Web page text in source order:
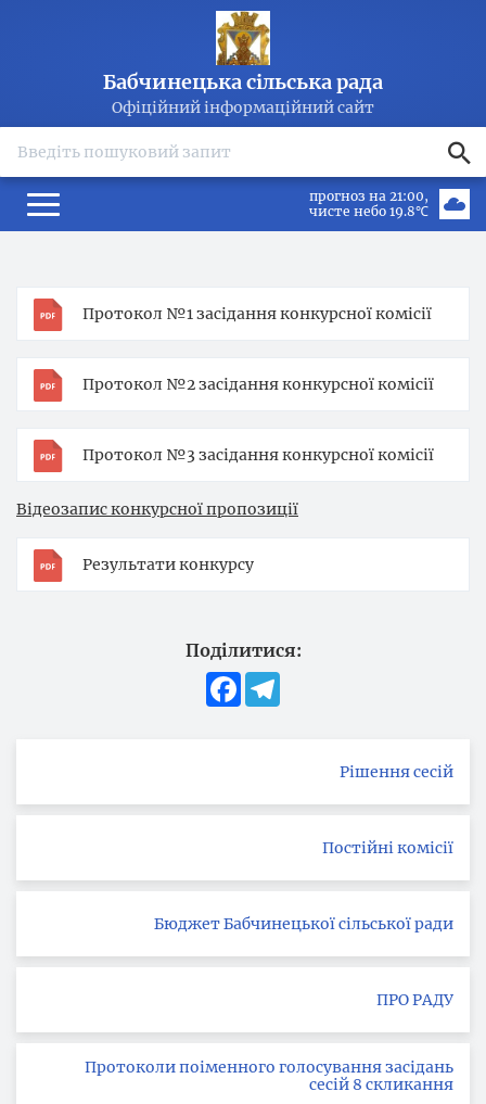
Бабчинецька сільська рада
Офіційний інформаційний сайт
прогноз на 21:00
чисте небо 19.8℃
Протокол №1 засідання конкурсної комісії
Протокол №2 засідання конкурсної комісії
Протокол №3 засідання конкурсної комісії
Відеозапис конкурсної пропозиції
Результати конкурсу
Поділитися:
Facebook
Рішення сесій
Постійні комісії
Бюджет Бабчинецької сільської ради
ПРО РАДУ
Протоколи поіменного голосування засідань
сесій 8 скликання